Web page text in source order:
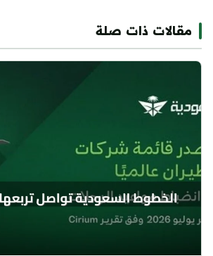
مقالات ذات صلة